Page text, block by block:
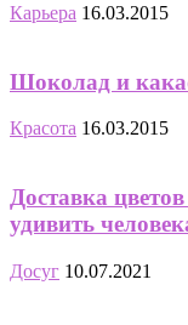
Карьера 16.03.2015
Шоколад и
Красота 16.03.2015
Доставка
удивить
Досуг 10.07.2021